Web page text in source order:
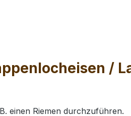
/
einen Riemen durchzuführen.